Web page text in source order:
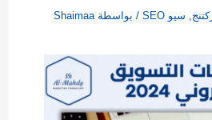
, سيو SEO / بواسطة Shaimaa